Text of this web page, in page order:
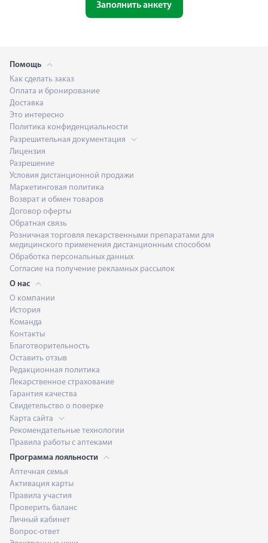
Заполнить анкету
Помощь
Как сделать заказ
Оплата и бронирование
Доставка
Это интересно
Политика конфиденциальности
Разрешительная документация
Лицензия
Разрешение
Условия дистанционной продажи
Маркетинговая политика
Возврат и обмен товаров
Договор оферты
Обратная связь
Розничная торговля лекарственными препаратами для
медицинского применения дистанционным способом
Обработка персональных данных
Согласие на получение рекламных рассылок
О нас
О компании
История
Команда
Контакты
Благотворительность
Оставить отзыв
Редакционная политика
Лекарственное страхование
Гарантия качества
Свидетельство о поверке
Карта сайта
Рекомендательные технологии
Правила работы с аптеками
Программа лояльности
Аптечная семья
Активация карты
Правила участия
Проверить баланс
Личный кабинет
Вопрос-ответ